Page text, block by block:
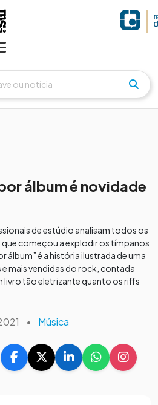
álbum é novidade
de estúdio analisam todos os
começou a explodir os tímpanos
álbum” é a história ilustrada de uma
mais vendidas do rock, contada
livro tão eletrizante quanto os riffs
• Música